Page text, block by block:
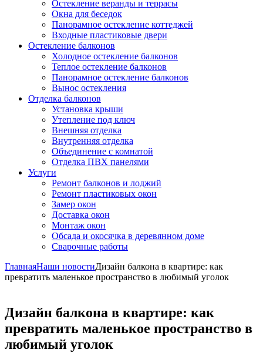
Остекление веранды и террасы
Окна для беседок
Панорамное остекление коттеджей
Входные пластиковые двери
Остекление балконов
Холодное остекление балконов
Теплое остекление балконов
Панорамное остекление балконов
Вынос остекления
Отделка балконов
Установка крыши
Утепление под ключ
Внешняя отделка
Внутренняя отделка
Объединение с комнатой
Отделка ПВХ панелями
Услуги
Ремонт балконов и лоджий
Ремонт пластиковых окон
Замер окон
Доставка окон
Монтаж окон
Обсада и окосячка в деревянном доме
Сварочные работы
ГлавнаяНаши новостиДизайн балкона в квартире: как
превратить маленькое пространство в любимый уголок
Дизайн балкона в квартире: как
превратить маленькое пространство в
любимый уголок